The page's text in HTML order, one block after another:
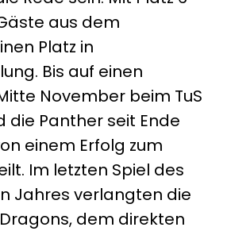
aus dem
Platz in
Bis auf einen
November beim TuS
die Panther seit Ende
einem Erfolg zum
Im letzten Spiel des
Jahres verlangten die
dem direkten